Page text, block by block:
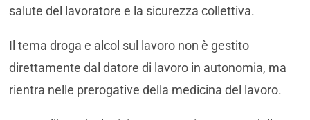
salute del lavoratore e la sicurezza collettiva.
Il tema droga e alcol sul lavoro non è gestito
direttamente dal datore di lavoro in autonomia, ma
rientra nelle prerogative della medicina del lavoro.